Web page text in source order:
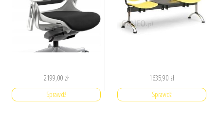
2199,00 zł
Sprawdź
1635,90 zł
Sprawdź